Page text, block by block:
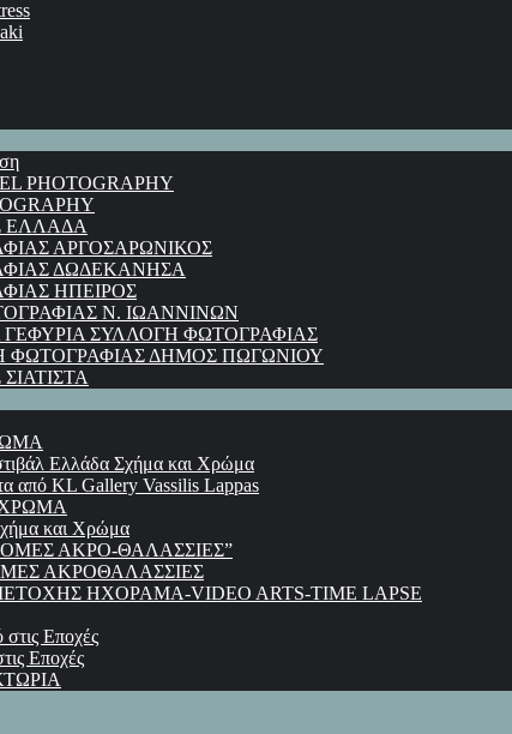
PHOTOGRAPHY
ΕΛΛΑΔΑ
ΑΡΓΟΣΑΡΩΝΙΚΟΣ
ΔΩΔΕΚΑΝΗΣΑ
ΗΠΕΙΡΟΣ
Ν. ΙΩΑΝΝΙΝΩΝ
ΓΕΦΥΡΙΑ ΣΥΛΛΟΓΗ ΦΩΤΟΓΡΑΦΙΑΣ
ΦΩΤΟΓΡΑΦΙΑΣ ΔΗΜΟΣ ΠΩΓΩΝΙΟΥ
Ελλάδα Σχήμα και Χρώμα
από KL Gallery Vassilis Lappas
και Χρώμα
ΑΚΡΟ-ΘΑΛΑΣΣΙΕΣ”
ΑΚΡΟΘΑΛΑΣΣΙΕΣ
ΗΧΟΡΑΜΑ-VIDEO ARTS-TIME LAPSE
Εποχές
Εποχές